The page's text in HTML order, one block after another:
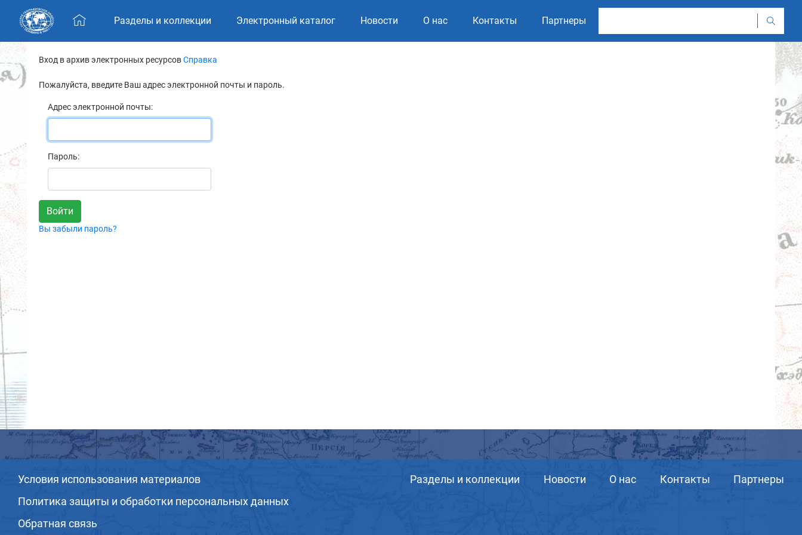
Skip navigation
Разделы и коллекции Электронный каталог Новости О нас Контакты Партнеры
Вход в архив электронных ресурсовСправка
Пожалуйста, введите Ваш адрес электронной почты и пароль.
Адрес электронной почты:
Пароль:
Вы забыли пароль?
Условия использования материалов
Политика защиты и обработки персональных данных
Обратная связь
Разделы и коллекции Новости О нас Контакты Партнеры